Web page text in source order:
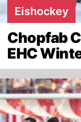
Eishockey
Chopfab
EHC